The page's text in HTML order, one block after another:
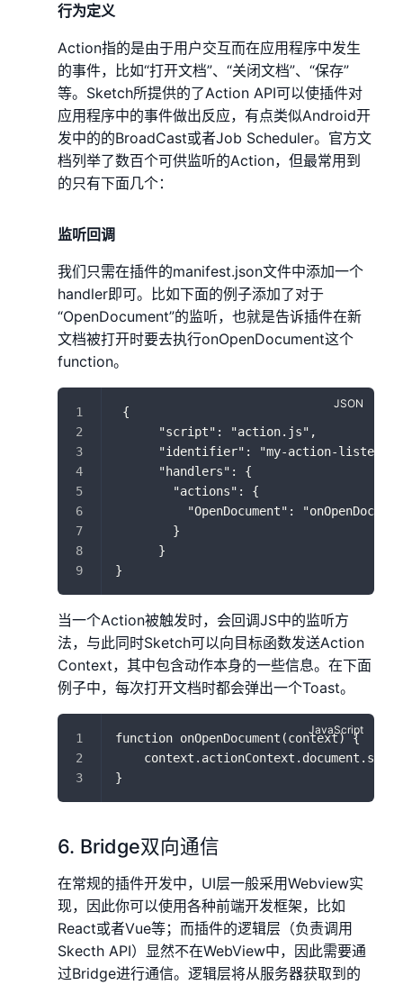
行为定义
Action指的是由于用户交互而在应用程序中发生
的事件，比如“打开文档”、“关闭文档”、“保存”
等。Sketch所提供的了Action API可以使插件对
应用程序中的事件做出反应，有点类似Android开
发中的的BroadCast或者Job Scheduler。官方文
档列举了数百个可供监听的Action，但最常用到
的只有下面几个：
监听回调
我们只需在插件的manifest.json文件中添加一个
handler即可。比如下面的例子添加了对于
“OpenDocument”的监听，也就是告诉插件在新
文档被打开时要去执行onOpenDocument这个
function。
{
      "script": "action.js",
"identifier": "my-action-
      "handlers": {
        "actions": {
"OpenDocument":
        }
      }
}
当一个Action被触发时，会回调JS中的监听方
法，与此同时Sketch可以向目标函数发送Action
Context，其中包含动作本身的一些信息。在下面
例子中，每次打开文档时都会弹出一个Toast。
function onOpenDocument(context) {
}
6. Bridge双向通信
在常规的插件开发中，UI层一般采用Webview实
现，因此你可以使用各种前端开发框架，比如
React或者Vue等；而插件的逻辑层（负责调用
Skecth API）显然不在WebView中，因此需要通
过Bridge进行通信。逻辑层将从服务器获取到的